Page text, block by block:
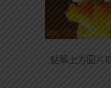
點擊上方圖片